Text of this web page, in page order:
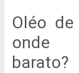
Oléo
onde
barato?